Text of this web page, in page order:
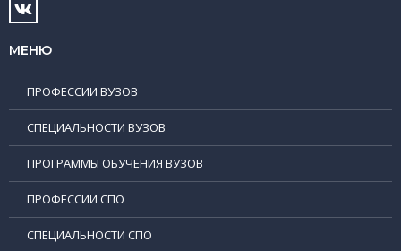
МЕНЮ
ПРОФЕССИИ ВУЗОВ
СПЕЦИАЛЬНОСТИ ВУЗОВ
ПРОГРАММЫ ОБУЧЕНИЯ ВУЗОВ
ПРОФЕССИИ СПО
СПЕЦИАЛЬНОСТИ СПО